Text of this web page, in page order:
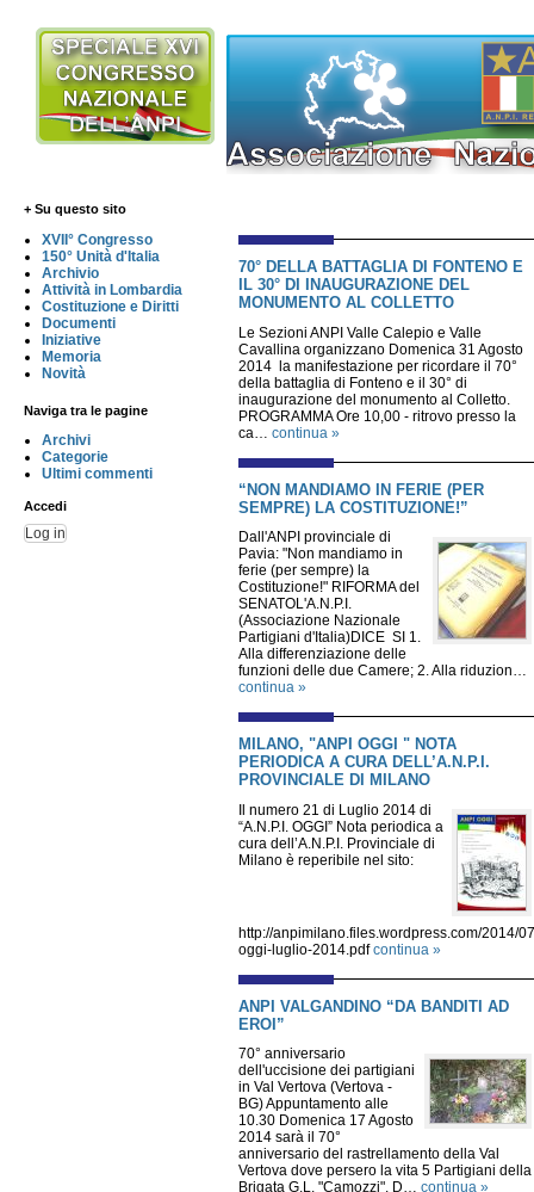
+ Su questo sito
XVII° Congresso
150° Unità d'Italia
Archivio
Attività in Lombardia
Costituzione e Diritti
Documenti
Iniziative
Memoria
Novità
Naviga tra le pagine
Archivi
Categorie
Ultimi commenti
Accedi
Log in
70° DELLA BATTAGLIA DI FONTENO E
IL 30° DI INAUGURAZIONE DEL
MONUMENTO AL COLLETTO
Le Sezioni ANPI Valle Calepio e Valle
Cavallina organizzano Domenica 31 Agosto
2014 la manifestazione per ricordare il 70°
della battaglia di Fonteno e il 30° di
inaugurazione del monumento al Colletto.
PROGRAMMA Ore 10,00 - ritrovo presso la
ca… continua »
“NON MANDIAMO IN FERIE (PER
SEMPRE) LA COSTITUZIONE!”
Dall'ANPI provinciale di
Pavia: "Non mandiamo in
ferie (per sempre) la
Costituzione!" RIFORMA del
SENATOL'A.N.P.I.
(Associazione Nazionale
Partigiani d'Italia)DICE SI 1.
Alla differenziazione delle
funzioni delle due Camere; 2. Alla riduzion…
continua »
MILANO, "ANPI OGGI " NOTA
PERIODICA A CURA DELL’A.N.P.I.
PROVINCIALE DI MILANO
Il numero 21 di Luglio 2014 di
“A.N.P.I. OGGI” Nota periodica a
cura dell’A.N.P.I. Provinciale di
Milano è reperibile nel sito:
http://anpimilano.files.wordpress.com/2014/
oggi-luglio-2014.pdfcontinua »
ANPI VALGANDINO “DA BANDITI AD
EROI”
70° anniversario
dell'uccisione dei partigiani
in Val Vertova (Vertova -
BG) Appuntamento alle
10.30 Domenica 17 Agosto
2014 sarà il 70°
anniversario del rastrellamento della Val
Vertova dove persero la vita 5 Partigiani della
Brigata G.L. "Camozzi". D… continua »